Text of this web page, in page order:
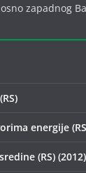
zapadnog
energije
(RS) (2012)